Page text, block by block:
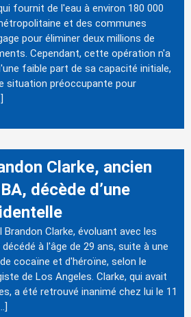
fournit de l'eau à environ 180 000
et des communes
pour éliminer deux millions de
Cependant, cette opération n'a
faible part de sa capacité initiale,
situation préoccupante pour
Clarke, ancien
décède d’une
Brandon Clarke, évoluant avec les
à l'âge de 29 ans, suite à une
cocaïne et d'héroïne, selon le
de Los Angeles. Clarke, qui avait
a été retrouvé inanimé chez lui le 11